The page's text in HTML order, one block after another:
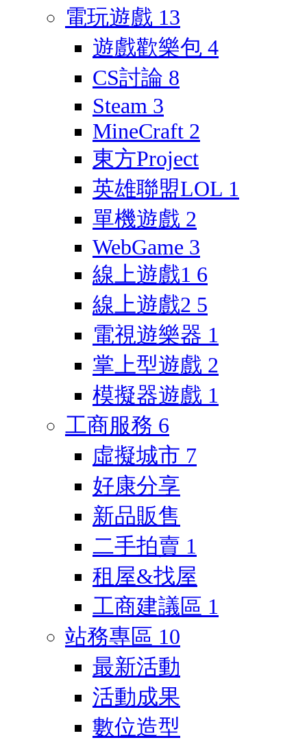
電玩遊戲 13
遊戲歡樂包 4
CS討論 8
Steam 3
MineCraft 2
東方Project
英雄聯盟LOL 1
單機遊戲 2
WebGame 3
線上遊戲1 6
線上遊戲2 5
電視遊樂器 1
掌上型遊戲 2
模擬器遊戲 1
工商服務 6
虛擬城市 7
好康分享
新品販售
二手拍賣 1
租屋&找屋
工商建議區 1
站務專區 10
最新活動
活動成果
數位造型